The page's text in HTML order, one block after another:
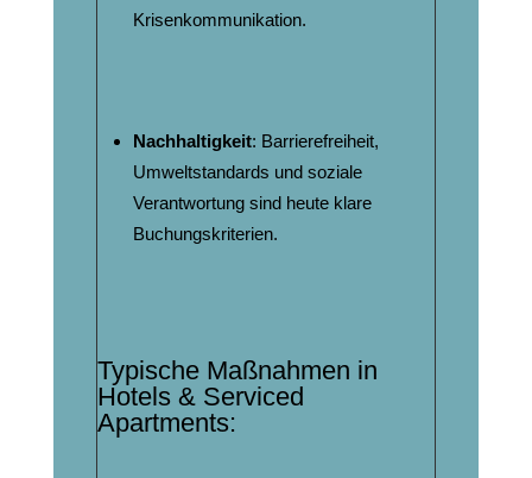
Krisenkommunikation.
Nachhaltigkeit: Barrierefreiheit,
Umweltstandards und soziale
Verantwortung sind heute klare
Buchungskriterien.
Typische Maßnahmen in
Hotels & Serviced
Apartments: